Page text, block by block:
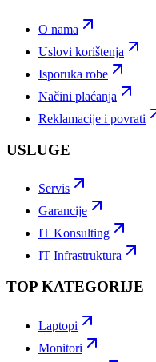
O nama
Uslovi korištenja
Isporuka robe
Načini plaćanja
Reklamacije i povrati
USLUGE
Servis
Garancije
IT Konsulting
IT Infrastruktura
TOP KATEGORIJE
Laptopi
Monitori